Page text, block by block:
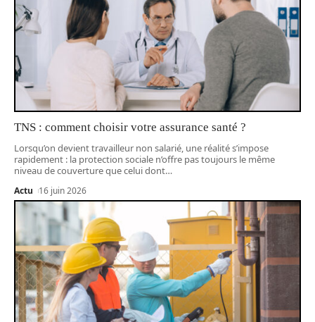
TNS : comment choisir votre assurance santé ?
Lorsqu’on devient travailleur non salarié, une réalité s’impose
rapidement : la protection sociale n’offre pas toujours le même
niveau de couverture que celui dont…
Actu 16 juin 2026